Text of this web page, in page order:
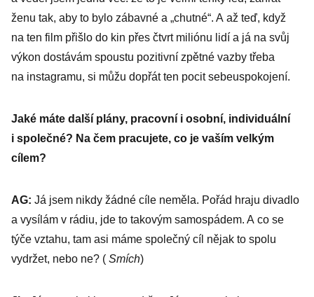
ženu tak, aby to bylo zábavné a „chutné“. A až teď, když
na ten film přišlo do kin přes čtvrt mi­liónu lidí a já na svůj
výkon dostávám spoustu pozitivní zpětné vazby třeba
na instagramu, si můžu dopřát ten pocit sebeuspokojení.
Jaké máte další plány, pracovní i osobní, individuální
i spo­lečné? Na čem pracujete, co je vaším velkým
cílem?
AG: Já jsem nikdy žádné cíle neměla. Pořád hraju divadlo
a vysílám v rádiu, jde to takovým samospádem. A co se
týče vztahu, tam asi máme společný cíl nějak to spolu
vydržet, nebo ne? ( Smích)